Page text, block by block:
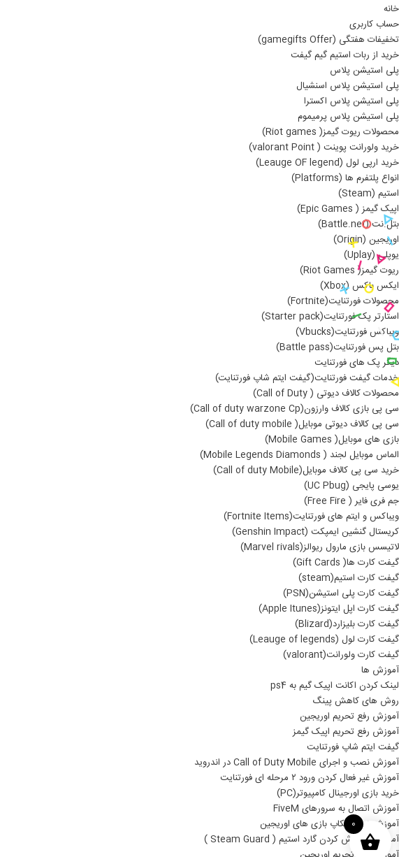
خانه
حساب کاربری
تخفیفات هفتگی (gamegifts Offer)
خرید از ربات استیم گیم گیفت
پلی استیشن پلاس
پلی استیشن پلاس اسنشیال
پلی استیشن پلاس اکسترا
پلی استیشن پلاس پرمیموم
محصولات ریوت گیمز( Riot games)
خرید ولورانت پوینت ( valorant Point)
خرید ارپی لول (Leauge OF legend)
انواع پلتفرم ها (Platforms)
استیم (Steam)
اپیک گیمز ( Epic Games)
بتل.نت (Battle.net)
اوریجین (Origin)
یوپلی (Uplay)
ریوت گیمز( Riot Games)
ایکس باکس (Xbox)
محصولات فورتنایت(Fortnite)
استارتر پک فورتنایت(Starter pack)
ویباکس فورتنایت(Vbucks)
بتل پس فورتنایت(Battle pass)
دیگر پک های فورتنایت
خدمات گیفت فورتنایت(گیفت ایتم شاپ فورتنایت)
محصولات کالاف دیوتی ( Call of Duty)
سی پی بازی کالاف وارزون(Call of duty warzone Cp)
سی پی کالاف دیوتی موبایل( Call of duty mobile)
بازی های موبایل( Mobile Games)
الماس موبایل لجند ( Mobile Legends Diamonds)
خرید سی پی کالاف موبایل(Call of duty Mobile)
یوسی پایجی (UC Pbug)
جم فری فایر ( Free Fire)
ویباکس و ایتم های فورتنایت(Fortnite Items)
کریستال گنشین ایمپکت (Genshin Impact)
لاتیسس بازی مارول ریوالز(Marvel rivals)
گیفت کارت ها( Gift Cards)
گیفت کارت استیم(steam)
گیفت کارت پلی استیشن(PSN)
گیفت کارت اپل ایتونز(Apple Itunes)
گیفت کارت بلیزارد(Blizard)
گیفت کارت لول (Leauge of legends)
گیفت کارت ولورانت(valorant)
آموزش ها
لینک کردن اکانت اپیک گیم به ps4
روش های کاهش پینگ
آموزش رفع تحریم اوریجین
آموزش رفع تحریم اپیک گیمز
گیفت ایتم شاپ فورتنایت
آموزش نصب و اجرای Call of Duty Mobile در اندروید
آموزش غیر فعال کردن ورود ۲ مرحله ای فورتنایت
خرید بازی اورجینال کامپیوتر(PC)
آموزش اتصال به سرورهای FiveM
آموزش نصب بکاپ بازی های اوریجین
آموزش خاموش کردن گارد استیم ( Steam Guard )
0